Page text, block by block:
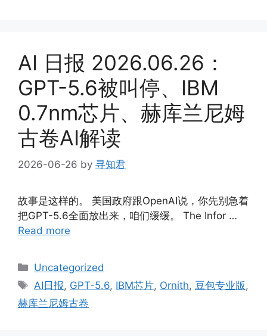
AI 日报 2026.06.26：
GPT-5.6被叫停、IBM
0.7nm芯片、赫库兰尼姆
古卷AI解读
2026-06-26 by 寻知君
故事是这样的。 美国政府跟OpenAI说，你先别急着
把GPT-5.6全面放出来，咱们缓缓。 The Infor …
Read more
Categories
Uncategorized
Tags
AI日报, GPT-5.6, IBM芯片, Ornith, 豆包专业版 ,
赫库兰尼姆古卷